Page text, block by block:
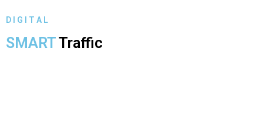
D I G I T A L
SMARTTraffic